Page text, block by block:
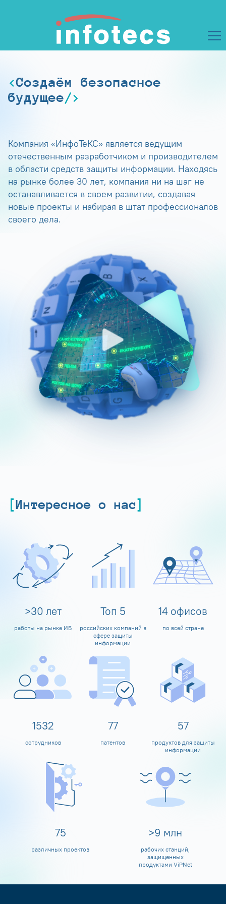
Создаём безопасное
будущее
Компания «ИнфоТеКС» является ведущим
отечественным разработчиком и производителем
в области средств защиты информации. Находясь
на рынке более 30 лет, компания ни на шаг не
останавливается в своем развитии, создавая
новые проекты и набирая в штат профессионалов
своего дела.
Интересное о нас
>30 лет
работы на рынке ИБ
Топ 5
российских компаний в
сфере защиты
информации
14 офисов
по всей стране
1600
сотрудников
80
патентов
60
продуктов для защиты
информации
80
различных проектов
>10 млн
рабочих станций,
защищенных
продуктами ViPNet